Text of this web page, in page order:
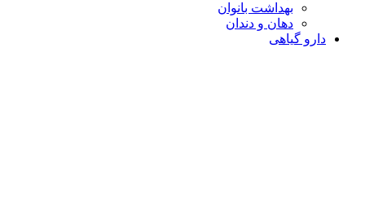
بهداشت بانوان
دهان و دندان
دارو گیاهی